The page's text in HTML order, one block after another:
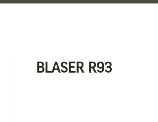
BLASER R93